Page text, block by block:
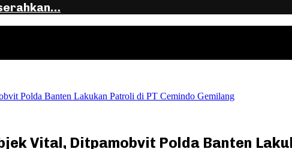
Polda Banten Lakukan Patroli di PT Cemindo Gemilang
Vital, Ditpamobvit Polda Banten